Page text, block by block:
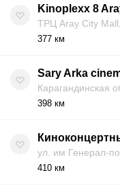
Kinoplexx 8
ТРЦ Aray City
377 км
Sary Arka
398 км
ул. им Генерал-
410 км